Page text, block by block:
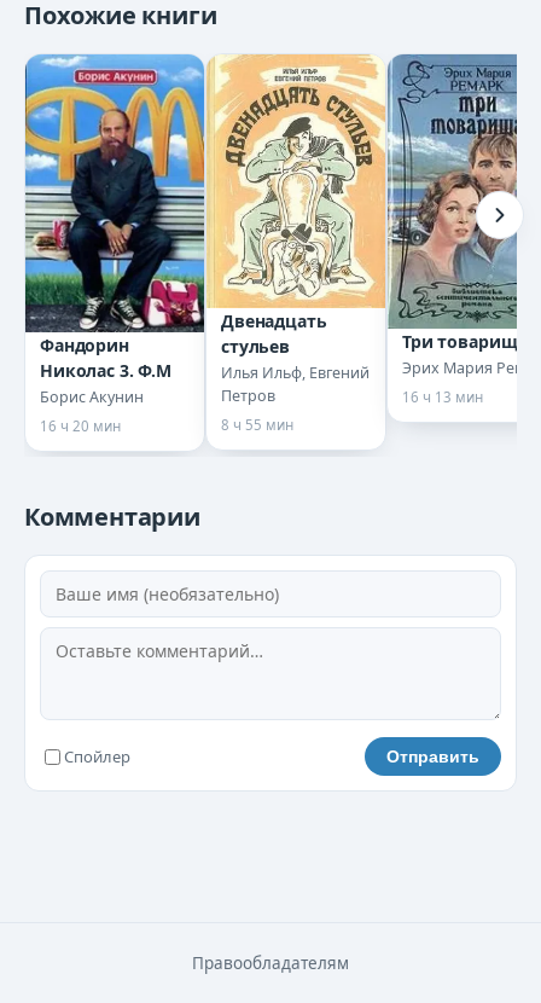
0013
0014
0015
0016
0017
0018
0020
0021
0022
Похожие книги
Фандорин
Николас 3. Ф.М
Борис Акунин
16 ч 20 мин
Двенадцать
стульев
Илья Ильф, Евгений
Петров
8 ч 55 мин
Три товарища
Эрих Мария
16 ч 13 мин
Комментарии
Спойлер Отправить
Правообладателям